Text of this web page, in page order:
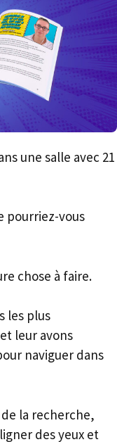
une salle avec 21
pourriez-vous
chose à faire.
les plus
leur avons
naviguer dans
la recherche,
des yeux et